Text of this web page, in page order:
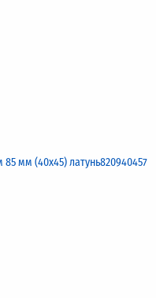
мм (40х45) латунь820940457